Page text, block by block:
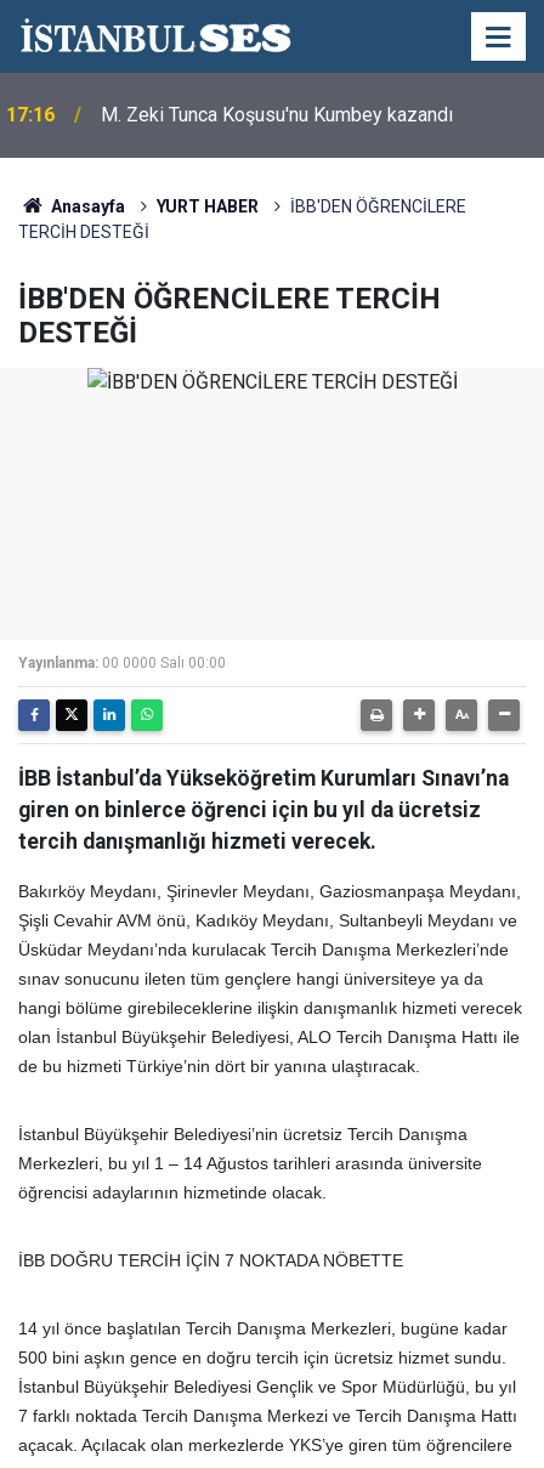
17:16 M. Zeki Tunca Koşusu'nu Kumbey kazandı
Anasayfa YURT HABER
İBB'DEN ÖĞRENCİLERE
TERCİH DESTEĞİ
İBB'DEN ÖĞRENCİLERE TERCİH
DESTEĞİ
Yayınlanma: 00 0000 Salı 00:00
İBB İstanbul’da Yükseköğretim Kurumları Sınavı’na
giren on binlerce öğrenci için bu yıl da ücretsiz
tercih danışmanlığı hizmeti verecek.
Bakırköy Meydanı, Şirinevler Meydanı, Gaziosmanpaşa Meydanı,
Şişli Cevahir AVM önü, Kadıköy Meydanı, Sultanbeyli Meydanı ve
Üsküdar Meydanı’nda kurulacak Tercih Danışma Merkezleri’nde
sınav sonucunu ileten tüm gençlere hangi üniversiteye ya da
hangi bölüme girebileceklerine ilişkin danışmanlık hizmeti verecek
olan İstanbul Büyükşehir Belediyesi, ALO Tercih Danışma Hattı ile
de bu hizmeti Türkiye’nin dört bir yanına ulaştıracak.
İstanbul Büyükşehir Belediyesi’nin ücretsiz Tercih Danışma
Merkezleri, bu yıl 1 – 14 Ağustos tarihleri arasında üniversite
öğrencisi adaylarının hizmetinde olacak.
İBB DOĞRU TERCİH İÇİN 7 NOKTADA NÖBETTE
14 yıl önce başlatılan Tercih Danışma Merkezleri, bugüne kadar
500 bini aşkın gence en doğru tercih için ücretsiz hizmet sundu.
İstanbul Büyükşehir Belediyesi Gençlik ve Spor Müdürlüğü, bu yıl
7 farklı noktada Tercih Danışma Merkezi ve Tercih Danışma Hattı
açacak. Açılacak olan merkezlerde YKS’ye giren tüm öğrencilere